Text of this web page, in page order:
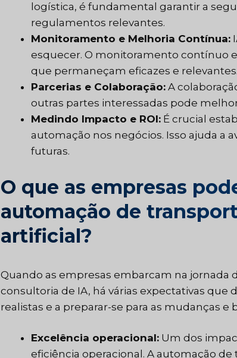
logística, é fundamental garantir a
regulamentos relevantes.
Monitoramento e Melhoria Contínua:
esquecer. O monitoramento contínuo
que permaneçam eficazes e relevantes.
Parcerias e Colaboração: A
outras partes interessadas pode
Medindo Impacto e ROI: É crucial
automação nos negócios. Isso ajuda a
futuras.
O que as empresas
automação de
artificial?
Quando as empresas embarcam na jornada
consultoria de IA, há várias expectativas que
realistas e a preparar-se para as mudanças e
Excelência operacional: Um dos
eficiência operacional. A automação